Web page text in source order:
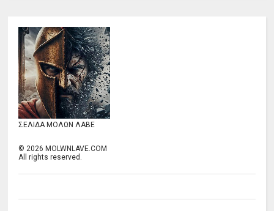
ΣΕΛΙΔΑ ΜΟΛΩΝ ΛΑΒΕ
© 2026 MOLWNLAVE.COM
All rights reserved.